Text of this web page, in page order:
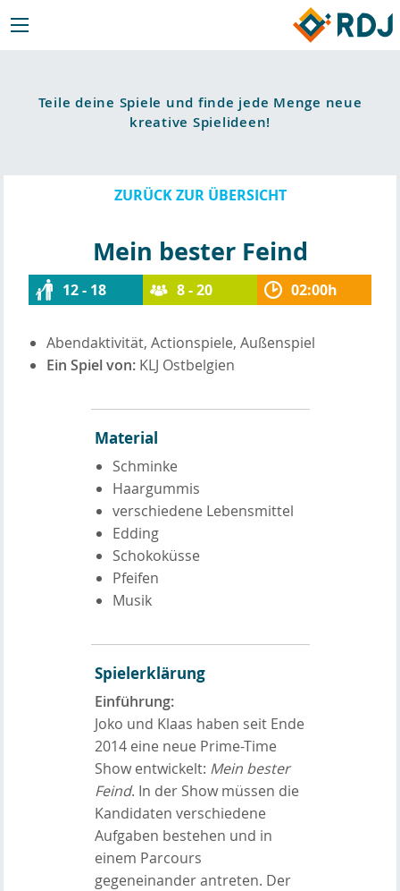
Teile deine Spiele und finde jede Menge neue
kreative Spielideen!
ZURÜCK ZUR ÜBERSICHT
Mein bester Feind
12 - 18 8 - 20 02:00h
Abendaktivität, Actionspiele, Außenspiel
Ein Spiel von: KLJ Ostbelgien
Material
Schminke
Haargummis
verschiedene Lebensmittel
Edding
Schokoküsse
Pfeifen
Musik
Spielerklärung
Einführung:
Joko und Klaas haben seit Ende
2014 eine neue Prime-Time
Show entwickelt: Mein bester
Feind. In der Show müssen die
Kandidaten verschiedene
Aufgaben bestehen und in
einem Parcours
gegeneinander antreten. Der